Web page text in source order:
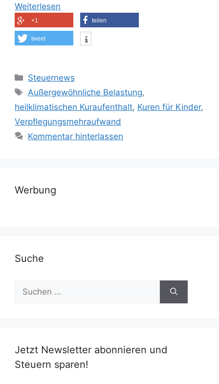
Weiterlesen
+1 teilen
tweet
Kategorien
Steuernews
Schlagwörter
Außergewöhnliche Belastung,
heilklimatischen Kuraufenthalt, Kuren für Kinder,
Verpflegungsmehraufwand
Kommentar hinterlassen
Werbung
Suche
Suchen
nach:
Jetzt Newsletter abonnieren und
Steuern sparen!